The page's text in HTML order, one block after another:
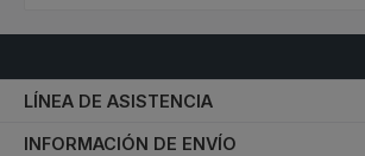
LÍNEA DE ASISTENCIA
INFORMACIÓN DE ENVÍO